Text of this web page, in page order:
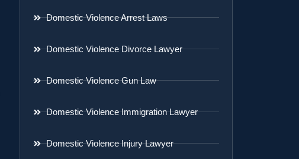
Domestic Violence Arrest Laws
Domestic Violence Divorce Lawyer
Domestic Violence Gun Law
Domestic Violence Immigration Lawyer
Domestic Violence Injury Lawyer